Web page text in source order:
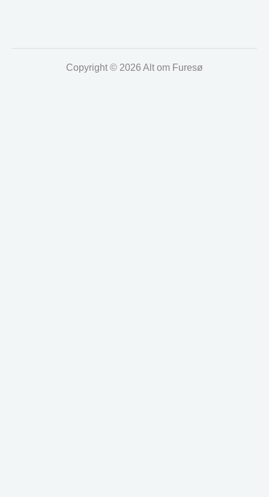
Copyright © 2026 Alt om Furesø